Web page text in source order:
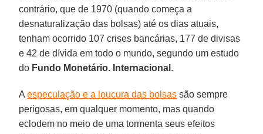
contrário, que de 1970 (quando começa a
desnaturalização das bolsas) até os dias atuais,
tenham ocorrido 107 crises bancárias, 177 de divisas
e 42 de dívida em todo o mundo, segundo um estudo
do Fundo Monetário. Internacional .
Aespeculação e a loucura das bolsas são sempre
perigosas, em qualquer momento, mas quando
eclodem no meio de uma tormenta seus efeitos